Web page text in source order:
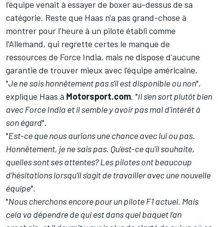
l'équipe venait à essayer de boxer au-dessus de sa
catégorie. Reste que Haas n'a pas grand-chose à
montrer pour l'heure à un pilote établi comme
l'Allemand, qui regrette certes le manque de
ressources de Force India, mais ne dispose d'aucune
garantie de trouver mieux avec l'équipe américaine.
"Je ne sais honnêtement pas s'il est disponible ou non",
explique Haas à Motorsport.com. "Il s'en sort plutôt bien
avec Force India et il semble y avoir pas mal d'intérêt à
son égard".
"Est-ce que nous aurions une chance avec lui ou pas.
Honnêtement, je ne sais pas. Qu'est-ce qu'il souhaite,
quelles sont ses attentes? Les pilotes ont beaucoup
d'hésitations lorsqu'il s'agit de travailler avec une nouvelle
équipe".
"Nous cherchons encore pour un pilote F1 actuel. Mais
cela va dépendre de qui est dans quel baquet l'an